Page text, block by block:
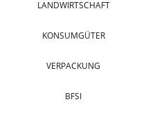
LANDWIRTSCHAFT
KONSUMGÜTER
VERPACKUNG
BFSI